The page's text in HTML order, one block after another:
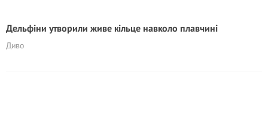
Дельфіни утворили живе кільце навколо плавчині
Диво